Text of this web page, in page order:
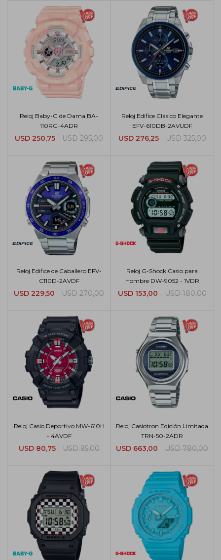
Reloj Baby-G de Dama BA-
110RG-4ADR
USD 250,75 USD 295,00
Reloj Edifice Clasico Elegante
EFV-610DB-2AVUDF
USD 276,25 USD 325,00
Reloj Edifice de Caballero EFV-
C110D-2AVDF
USD 229,50 USD 270,00
Reloj G-Shock Casio para
Hombre DW-9052 - 1VDR
USD 153,00 USD 180,00
Reloj Casio Deportivo MW-610H
- 4AVDF
USD 80,75 USD 95,00
Reloj Casiotron Edición Limitada
TRN-50-2ADR
USD 663,00 USD 780,00